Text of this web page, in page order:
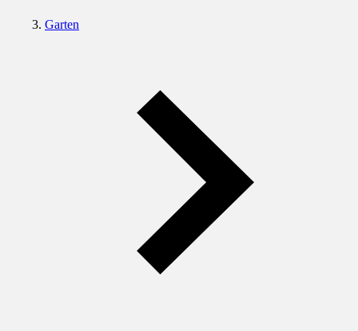
Garten